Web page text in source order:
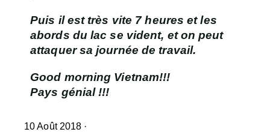
Puis il est très vite 7 heures et les
abords du lac se vident, et on peut
attaquer sa journée de travail.
Good morning Vietnam!!!
Pays génial !!!
10 Août 2018 ·